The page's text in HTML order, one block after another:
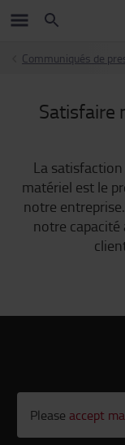
Communiqués de
Satisfaire
La
matériel est le
notre
notre
Please accept